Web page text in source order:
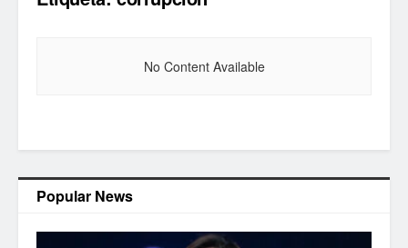
No Content Available
Popular News